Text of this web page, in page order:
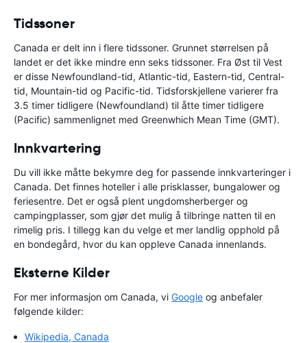
Tidssoner
Canada er delt inn i flere tidssoner. Grunnet størrelsen på
landet er det ikke mindre enn seks tidssoner. Fra Øst til Vest
er disse Newfoundland-tid, Atlantic-tid, Eastern-tid, Central-
tid, Mountain-tid og Pacific-tid. Tidsforskjellene varierer fra
3.5 timer tidligere (Newfoundland) til åtte timer tidligere
(Pacific) sammenlignet med Greenwhich Mean Time (GMT).
Innkvartering
Du vill ikke måtte bekymre deg for passende innkvarteringer i
Canada. Det finnes hoteller i alle prisklasser, bungalower og
feriesentre. Det er også plent ungdomsherberger og
campingplasser, som gjør det mulig å tilbringe natten til en
rimelig pris. I tillegg kan du velge et mer landlig opphold på
en bondegård, hvor du kan oppleve Canada innenlands.
Eksterne Kilder
For mer informasjon om Canada, vi Google og anbefaler
følgende kilder:
Wikipedia, Canada